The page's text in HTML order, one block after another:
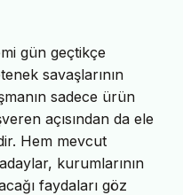
gün geçtikçe
savaşlarının
sadece ürün
açısından da ele
Hem mevcut
kurumlarının
faydaları göz